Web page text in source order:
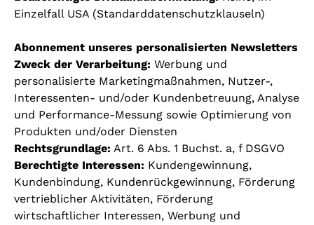
Einzelfall USA (Standarddatenschutzklauseln)
Abonnement unseres personalisierten Newsletters
Zweck der Verarbeitung: Werbung und
personalisierte Marketingmaßnahmen, Nutzer-,
Interessenten- und/oder Kundenbetreuung, Analyse
und Performance-Messung sowie Optimierung von
Produkten und/oder Diensten
Rechtsgrundlage: Art. 6 Abs. 1 Buchst. a, f DSGVO
Berechtigte Interessen: Kundengewinnung,
Kundenbindung, Kundenrückgewinnung, Förderung
vertrieblicher Aktivitäten, Förderung
wirtschaftlicher Interessen, Werbung und